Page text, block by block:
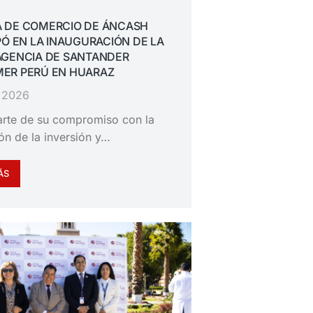
COMERCIO DE ÁNCASH
EN LA INAUGURACIÓN DE LA
DE SANTANDER
PERÚ EN HUARAZ
de su compromiso con la
de la inversión y…